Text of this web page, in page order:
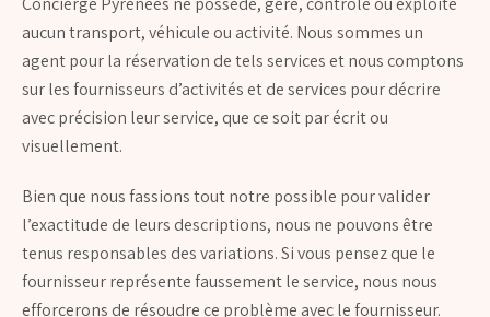
aucun transport, véhicule ou activité. Nous sommes un
agent pour la réservation de tels services et nous comptons
sur les fournisseurs d’activités et de services pour décrire
avec précision leur service, que ce soit par écrit ou
visuellement.
Bien que nous fassions tout notre possible pour valider
l’exactitude de leurs descriptions, nous ne pouvons être
tenus responsables des variations. Si vous pensez que le
fournisseur représente faussement le service, nous nous
efforcerons de résoudre ce problème avec le fournisseur.